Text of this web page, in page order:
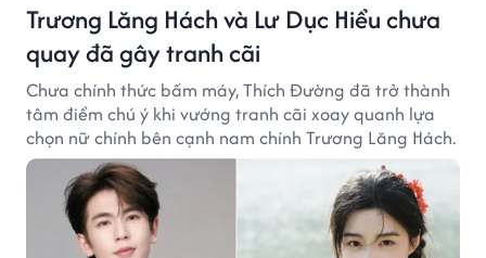
Trương Lăng Hách và Lư Dục Hiểu chưa
quay đã gây tranh cãi
Chưa chính thức bấm máy, Thích Đường đã trở thành
tâm điểm chú ý khi vướng tranh cãi xoay quanh lựa
chọn nữ chính bên cạnh nam chính Trương Lăng Hách.